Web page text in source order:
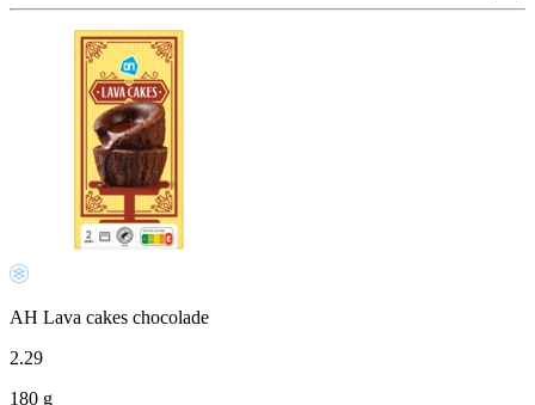
AH Lava cakes chocolade
2.29
180 g